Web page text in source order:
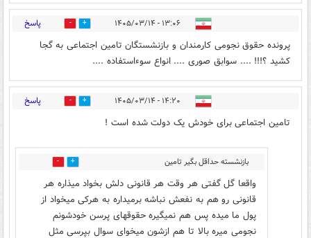
۱۳:۰۶ - ۱۴۰۵/۰۳/۱۴ 1 پاسخ
پرونده حقوق نجومی کارمندان و بازنشستگان تامین اجتماعی به گجا
کشید ؟!!! .... سوابق صوری .... انواع سوءاستفاده ....
۱۴:۲۰ - ۱۴۰۵/۰۳/۱۴ 1 پاسخ
تامین اجتماعی برای خودش یک دولت شده است !
بازنشسته حداقل بگیر تامین
اجتماعی
0
واقعا گل گفتی هر وقت هر قانونی دلش بخواد میذاره هر
قانونی رو هم به نفعش نباشه برمیداره به هرکی میخواد از
پول ما میده پس هم نمیگیره حقوقهای پرسن خودشونم
نجومی میره بالا تا هم ازشون میخوای سوال بپرسی مثل